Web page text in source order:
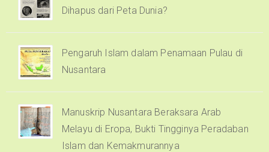
Dihapus dari Peta Dunia?
Pengaruh Islam dalam Penamaan Pulau di
Nusantara
Manuskrip Nusantara Beraksara Arab
Melayu di Eropa, Bukti Tingginya Peradaban
Islam dan Kemakmurannya